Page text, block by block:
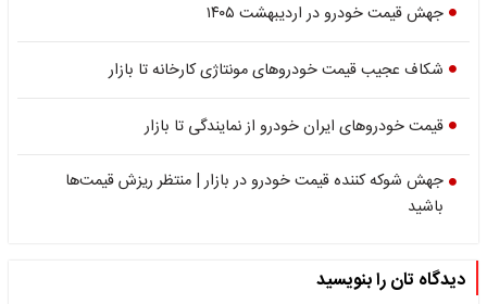
جهش قیمت خودرو در اردیبهشت ۱۴۰۵
شکاف عجیب قیمت خودروهای مونتاژی کارخانه تا بازار
قیمت خودروهای ایران خودرو از نمایندگی تا بازار
جهش شوکه کننده قیمت خودرو در بازار | منتظر ریزش قیمت‌ها
باشید
دیدگاه تان را بنویسید